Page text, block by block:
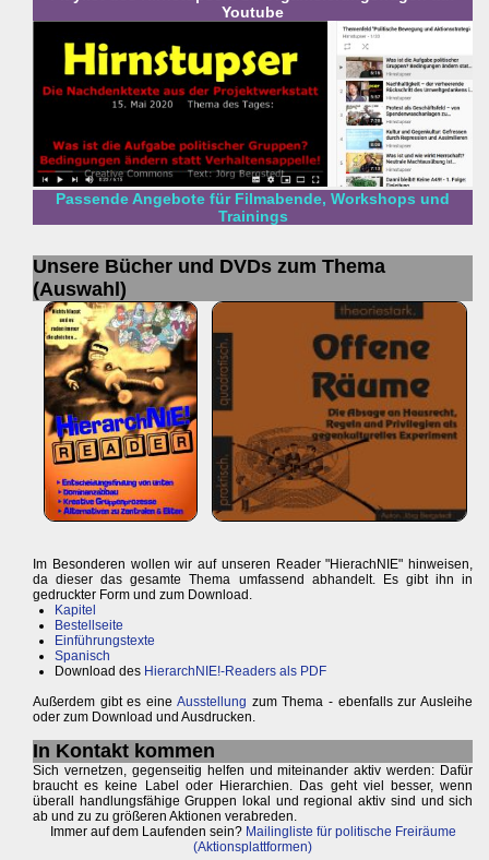
Youtube
Passende Angebote für Filmabende, Workshops und
Trainings
Unsere Bücher und DVDs zum Thema
(Auswahl)
Im Besonderen wollen wir auf unseren Reader "HierachNIE" hinweisen,
da dieser das gesamte Thema umfassend abhandelt. Es gibt ihn in
gedruckter Form und zum Download.
Kapitel
Bestellseite
Einführungstexte
Spanisch
Download des HierarchNIE!-Readers als PDF
Außerdem gibt es eine Ausstellung zum Thema - ebenfalls zur Ausleihe
oder zum Download und Ausdrucken.
In Kontakt kommen
Sich vernetzen, gegenseitig helfen und miteinander aktiv werden: Dafür
braucht es keine Label oder Hierarchien. Das geht viel besser, wenn
überall handlungsfähige Gruppen lokal und regional aktiv sind und sich
ab und zu zu größeren Aktionen verabreden.
Immer auf dem Laufenden sein? Mailingliste für politische Freiräume
(Aktionsplattformen)